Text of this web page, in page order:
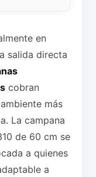
en
salida directa
cobran
más
La campana
de 60 cm se
a quienes
a